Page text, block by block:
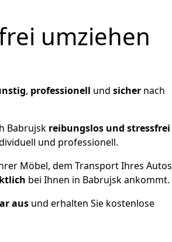
umziehen
, professionell und sichernach
Babrujsk reibungslos und stressfrei
und professionell.
Möbel, dem Transport Ihres Autos
bei Ihnen in Babrujsk ankommt.
ausund erhalten Sie kostenlose